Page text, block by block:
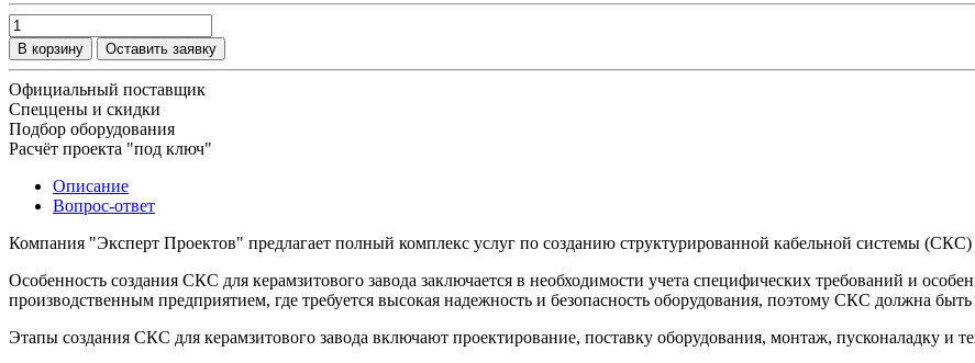
В корзину Оставить заявку
Официальный поставщик
Спеццены и скидки
Подбор оборудования
Расчёт проекта "под ключ"
Описание
Вопрос-ответ
Компания "Эксперт Проектов" предлагает полный комплекс услуг по созданию структурированной кабельной системы (СКС)
Особенность создания СКС для керамзитового завода заключается в необходимости учета специфических требований и
производственным предприятием, где требуется высокая надежность и безопасность оборудования, поэтому СКС должна быть
Этапы создания СКС для керамзитового завода включают проектирование, поставку оборудования, монтаж, пусконаладку и